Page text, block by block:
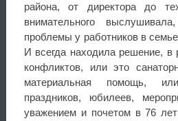
района, от директора до
внимательного
проблемы у работников в
И всегда находила решение, в
конфликтов, или это
материальная помощь,
праздников, юбилеев,
уважением и почетом в 76